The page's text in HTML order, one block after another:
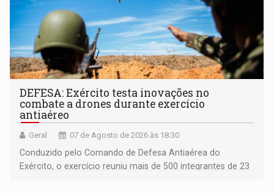
DEFESA: Exército testa inovações no
combate a drones durante exercício
antiaéreo
Geral 07 de Agosto de 2026 às 18:30
Conduzido pelo Comando de Defesa Antiaérea do
Exército, o exercício reuniu mais de 500 integrantes de 23